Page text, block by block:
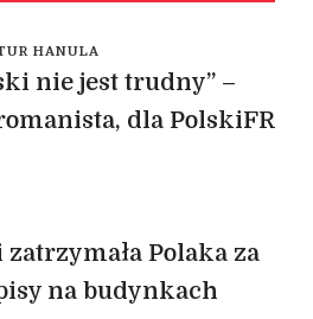
HANULA
nie jest trudny” –
dla PolskiFR
Polaka za
na budynkach